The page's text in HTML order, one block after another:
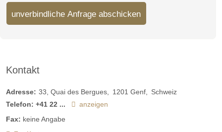
unverbindliche Anfrage abschicken
Kontakt
Adresse: 33, Quai des Bergues 1201 Genf
Schweiz
Telefon: +41 22 ...
anzeigen
Fax: keine Angabe